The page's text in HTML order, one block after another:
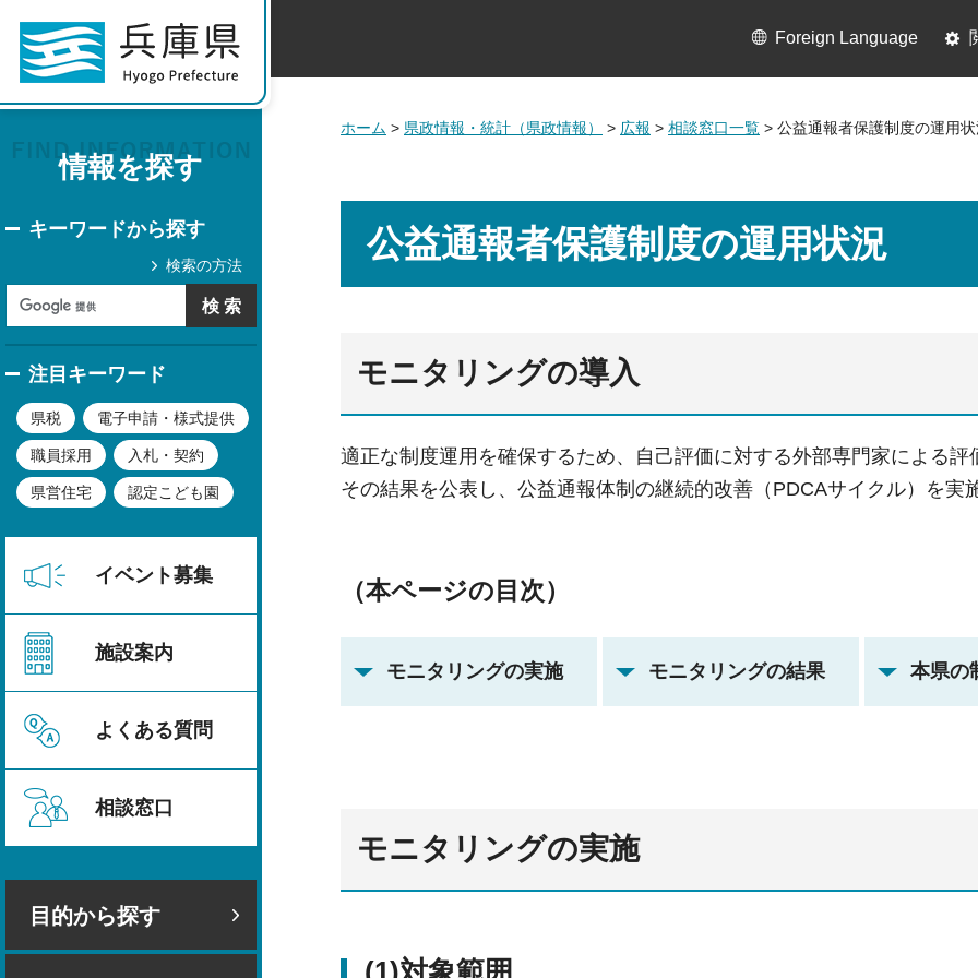
情報を探す
キーワードから探す
検索の方法
注目キーワード
県税 電子申請・様式提供
職員採用 入札・契約
県営住宅 認定こども園
イベント募集
施設案内
よくある質問
相談窓口
目的から探す
Foreign Language
ホーム > 県政情報・統計（県政情報） > 広報 > 相談窓口一覧 > 公益通報者保護制度の運用状
公益通報者保護制度の運用状況
モニタリングの導入
適正な制度運用を確保するため、自己評価に対する外部専門家による評
その結果を公表し、公益通報体制の継続的改善（PDCAサイクル）を実
（本ページの目次）
モニタリングの実施 モニタリングの結果 本県の
モニタリングの実施
(1)対象範囲